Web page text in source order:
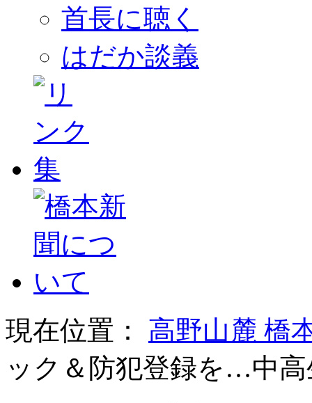
首長に聴く
はだか談義
現在位置： 高野山麓 橋
ック＆防犯登録を…中